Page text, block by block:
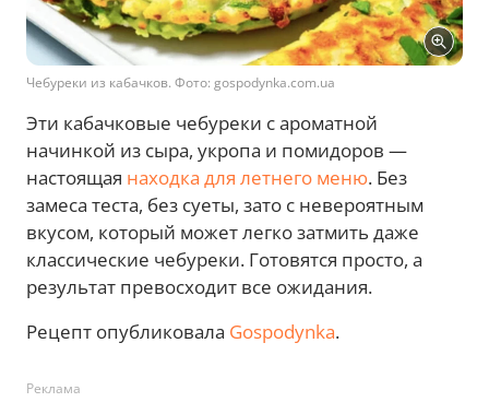
Чебуреки из кабачков. Фото: gospodynka.com.ua
Эти кабачковые чебуреки с ароматной
начинкой из сыра, укропа и помидоров —
настоящая находка для летнего меню. Без
замеса теста, без суеты, зато с невероятным
вкусом, который может легко затмить даже
классические чебуреки. Готовятся просто, а
результат превосходит все ожидания.
Рецепт опубликовала Gospodynka.
Реклама